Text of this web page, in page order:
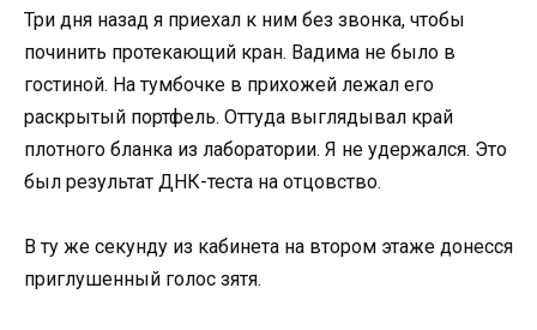
Три дня назад я приехал к ним без звонка, чтобы
починить протекающий кран. Вадима не было в
гостиной. На тумбочке в прихожей лежал его
раскрытый портфель. Оттуда выглядывал край
плотного бланка из лаборатории. Я не удержался. Это
был результат ДНК-теста на отцовство.
В ту же секунду из кабинета на втором этаже донесся
приглушенный голос зятя.